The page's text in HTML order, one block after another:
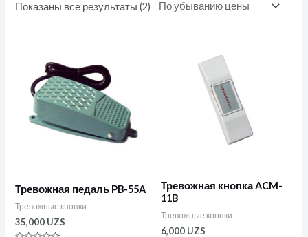
Показаны все результаты (2)
Тревожная педаль PB-55A
Тревожные кнопки
35,000 UZS
Тревожная кнопка ACM-
11B
Тревожные кнопки
6,000 UZS